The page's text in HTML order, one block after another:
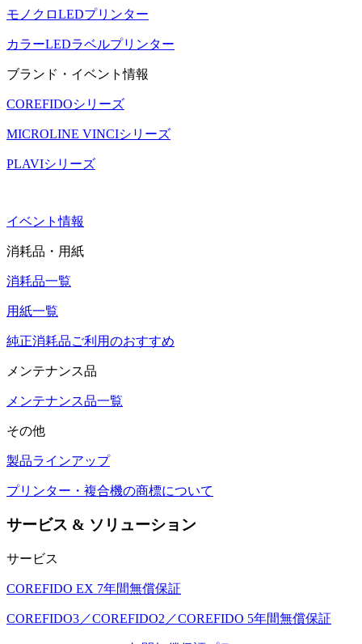
モノクロLEDプリンター
カラーLEDラベルプリンター
ブランド・イベント情報
COREFIDOシリーズ
MICROLINE VINCIシリーズ
PLAVIシリーズ
イベント情報
消耗品・用紙
消耗品一覧
用紙一覧
純正消耗品ご利用のおすすめ
メンテナンス品
メンテナンス品一覧
その他
製品ラインアップ
プリンター・複合機の商標について
サービス & ソリューション
サービス
COREFIDO EX 7年間無償保証
COREFIDO3／COREFIDO2／COREFIDO 5年間無償保証